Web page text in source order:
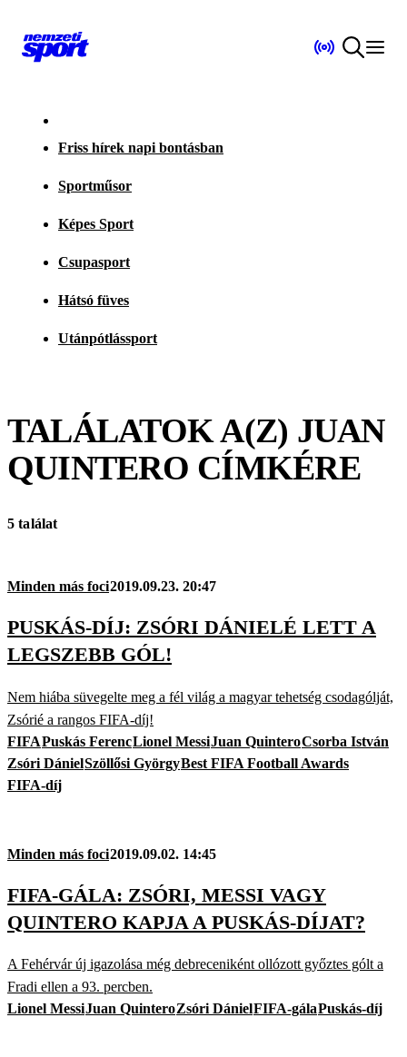
Friss hírek napi bontásban
Sportműsor
Képes Sport
Csupasport
Hátsó füves
Utánpótlássport
TALÁLATOK A(Z) JUAN
QUINTERO CÍMKÉRE
5 találat
Minden más foci2019.09.23. 20:47
PUSKÁS-DÍJ: ZSÓRI DÁNIELÉ LETT A
LEGSZEBB GÓL!
Nem hiába süvegelte meg a fél világ a magyar tehetség csodagólját,
Zsórié a rangos FIFA-díj!
FIFAPuskás FerencLionel MessiJuan QuinteroCsorba István
Zsóri DánielSzöllősi GyörgyBest FIFA Football Awards
FIFA-díj
Minden más foci2019.09.02. 14:45
FIFA-GÁLA: ZSÓRI, MESSI VAGY
QUINTERO KAPJA A PUSKÁS-DÍJAT?
A Fehérvár új igazolása még debreceniként ollózott győztes gólt a
Fradi ellen a 93. percben.
Lionel MessiJuan QuinteroZsóri DánielFIFA-gálaPuskás-díj